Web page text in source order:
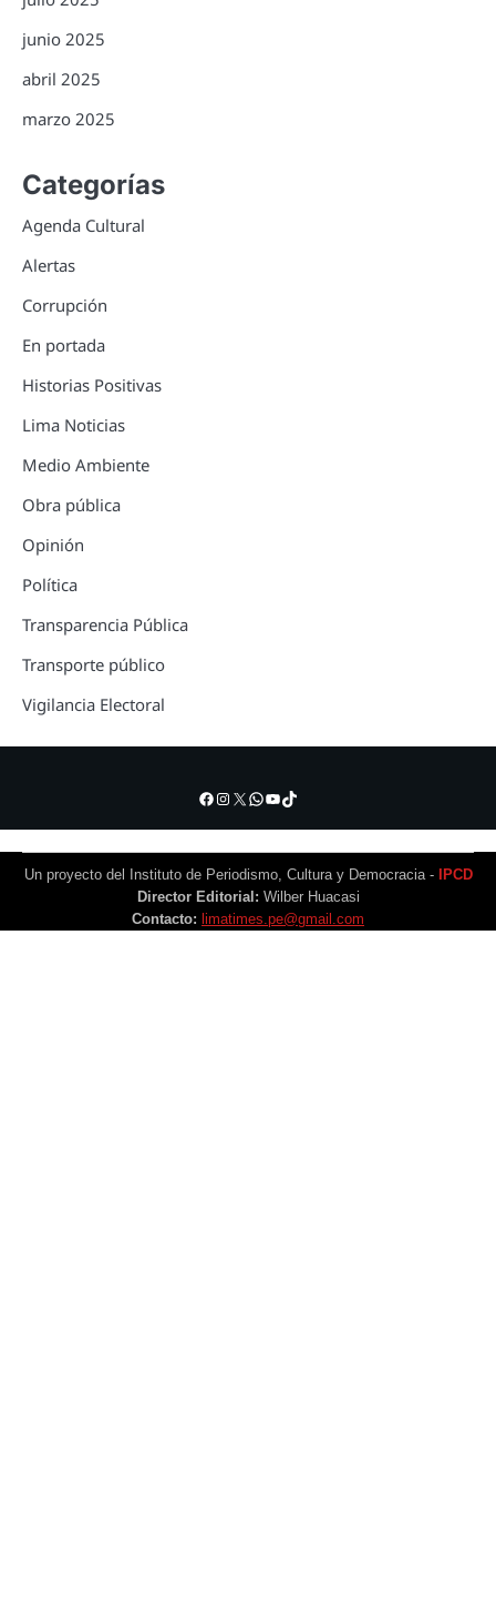
junio 2025
abril 2025
marzo 2025
Categorías
Agenda Cultural
Alertas
Corrupción
En portada
Historias Positivas
Lima Noticias
Medio Ambiente
Obra pública
Opinión
Política
Transparencia Pública
Transporte público
Vigilancia Electoral
Facebook
Instagram
X WhatsApp
YouTube
TikTok
Un proyecto del Instituto de Periodismo, Cultura y Democracia -
IPCD
Director Editorial: Wilber Huacasi
Contacto: limatimes.pe@gmail.com